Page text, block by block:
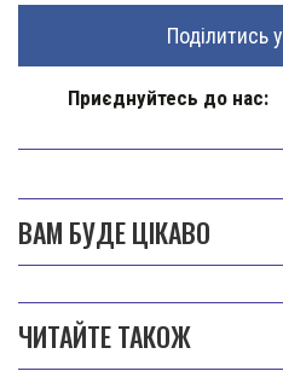
Поділитись у
Приєднуйтесь до нас:
ВАМ БУДЕ ЦІКАВО
ЧИТАЙТЕ ТАКОЖ